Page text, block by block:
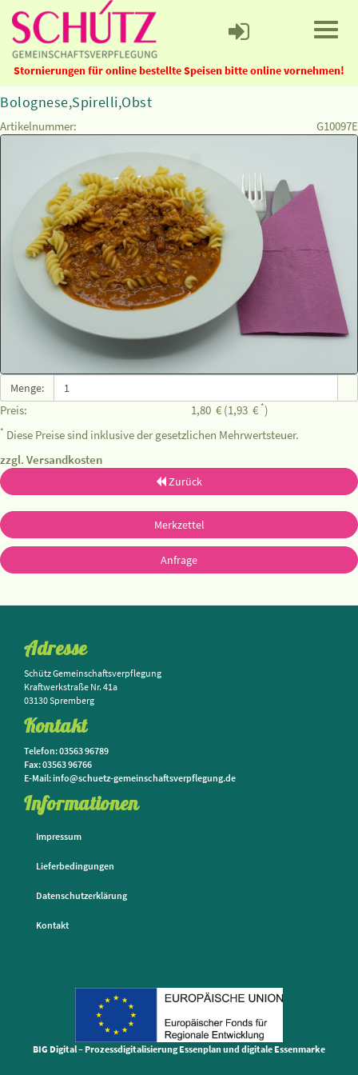
Stornierungen für online bestellte Speisen bitte online vornehmen!
Bolognese,Spirelli,Obst
Artikelnummer: G10097E
Menge:
Preis: 1,80 € (1,93 € *)
* Diese Preise sind inklusive der gesetzlichen Mehrwertsteuer.
zzgl. Versandkosten
Zurück
Merkzettel
Anfrage
Adresse
Schütz Gemeinschaftsverpflegung
Kraftwerkstraße Nr. 41a
03130 Spremberg
Kontakt
Telefon: 03563 96789
Fax: 03563 96766
E-Mail: info@schuetz-gemeinschaftsverpflegung.de
Informationen
Impressum
Lieferbedingungen
Datenschutzerklärung
Kontakt
BIG Digital – Prozessdigitalisierung Essenplan und digitale Essenmarke